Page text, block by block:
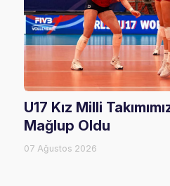
U17 Kız Milli
Mağlup Oldu
07 Ağustos 2026